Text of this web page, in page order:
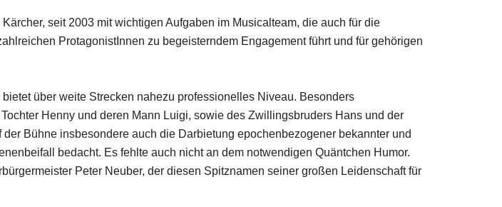
seit 2003 mit wichtigen Aufgaben im Musicalteam, die auch für die
ProtagonistInnen zu begeisterndem Engagement führt und für gehörigen
über weite Strecken nahezu professionelles Niveau. Besonders
Henny und deren Mann Luigi, sowie des Zwillingsbruders Hans und der
Bühne insbesondere auch die Darbietung epochenbezogener bekannter und
bedacht. Es fehlte auch nicht an dem notwendigen Quäntchen Humor.
Peter Neuber, der diesen Spitznamen seiner großen Leidenschaft für